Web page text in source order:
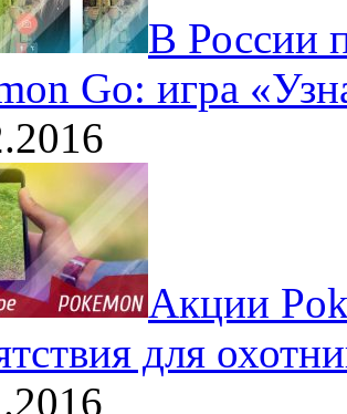
В России
Go: игра
Акции
для